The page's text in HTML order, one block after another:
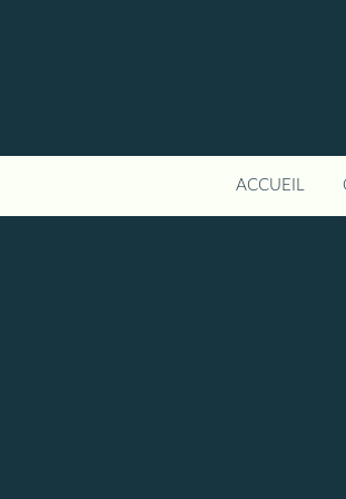
ACCUEIL